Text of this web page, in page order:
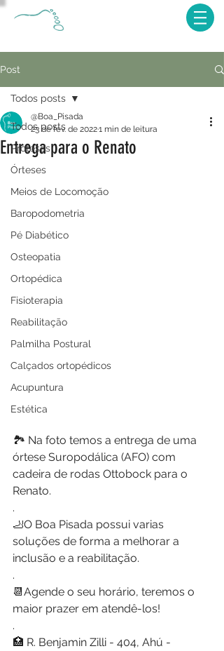
Post
Todos posts
Próteses
Órteses
Meios de Locomoção
Baropodometria
Pé Diabético
Osteopatia
Ortopédica
Fisioterapia
Reabilitação
Palmilha Postural
Calçados ortopédicos
Acupuntura
Estética
Todos posts
Entrega para o Renato
@Boa_Pisada
23 de fev. de 20221 min de leitura
🏞 Na foto temos a entrega de uma
órtese Suropodálica (AFO) com
cadeira de rodas Ottobock para o
Renato.
.
🦶O Boa Pisada possui varias
soluções de forma a melhorar a
inclusão e a reabilitação.
.
📆Agende o seu horário, teremos o
maior prazer em atendê-los!
.
🏥 R. Benjamin Zilli - 404, Ahú -